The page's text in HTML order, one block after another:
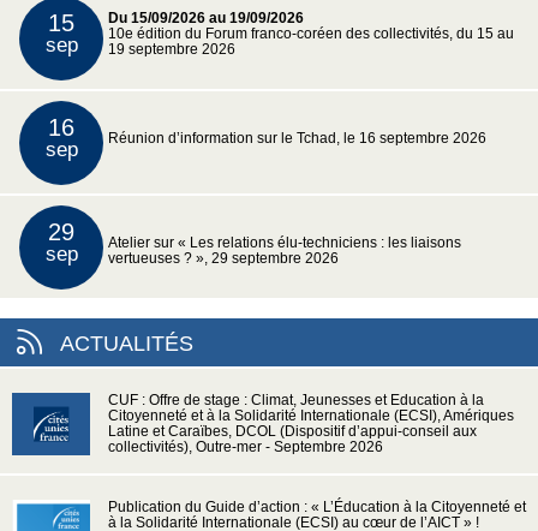
15
sep
Du 15/09/2026 au 19/09/2026
10e édition du Forum franco-coréen des collectivités, du 15 au
19 septembre 2026
16
sep Réunion d’information sur le Tchad, le 16 septembre 2026
29
sep
Atelier sur « Les relations élu-techniciens : les liaisons
vertueuses ? », 29 septembre 2026
ACTUALITÉS
CUF : Offre de stage : Climat, Jeunesses et Education à la
Citoyenneté et à la Solidarité Internationale (ECSI), Amériques
Latine et Caraïbes, DCOL (Dispositif d’appui-conseil aux
collectivités), Outre-mer - Septembre 2026
Publication du Guide d’action : « L’Éducation à la Citoyenneté et
à la Solidarité Internationale (ECSI) au cœur de l’AICT » !